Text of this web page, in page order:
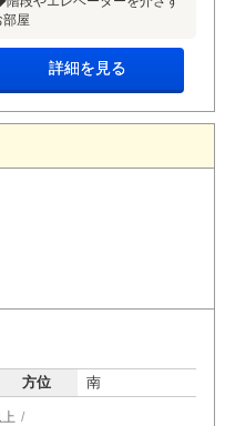
屋
詳細を見る
方位 南